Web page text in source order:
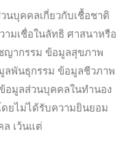
นบุคคลเกี่ยวกับเชื้อชาติ
ามเชื่อในลัทธิ ศาสนาหรือ
ญากรรม ข้อมูลสุขภาพ
ลพันธุกรรม ข้อมูลชีวภาพ
อมูลส่วนบุคคลในทำนอง
ยไม่ได้รับความยินยอม
เว้นแต่